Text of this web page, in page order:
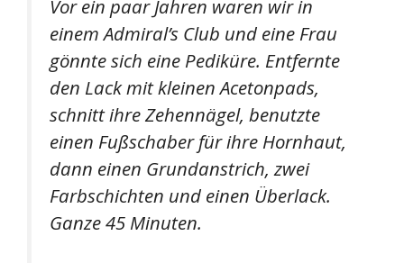
Vor ein paar Jahren waren wir in
einem Admiral’s Club und eine Frau
gönnte sich eine Pediküre. Entfernte
den Lack mit kleinen Acetonpads,
schnitt ihre Zehennägel, benutzte
einen Fußschaber für ihre Hornhaut,
dann einen Grundanstrich, zwei
Farbschichten und einen Überlack.
Ganze 45 Minuten.